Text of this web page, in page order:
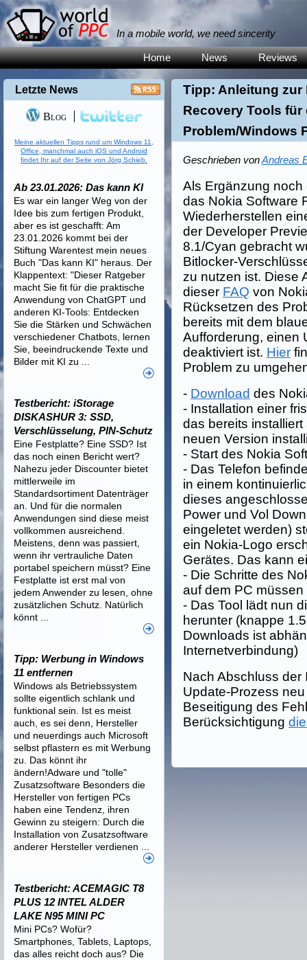
In a mobile world, we need sincerity
Home News Reviews
Tipp: Anleitung zur
Recovery Tools
Problem/Windows
Geschrieben vonAndreas
Als Ergänzung noch
das Nokia Software
Wiederherstellen
der Developer
8.1/Cyan gebracht
Bitlocker-
zu nutzen ist. Diese
dieser FAQ von
Rücksetzen des
bereits mit dem
Aufforderung, einen
deaktiviert ist. Hier
Problem zu
- Download des
- Installation einer
das bereits
neuen Version
- Start des Nokia
- Das Telefon
in einem
dieses
Power und Vol
eingeletet werden)
ein Nokia-Logo
Gerätes. Das kann
- Die Schritte des
auf dem PC
- Das Tool lädt nun
herunter (knappe
Downloads ist
Internetverbindung)
Nach Abschluss der
Update-Prozess
Beseitigung des
Berücksichtigung
Letzte News
Blog
Meine aktuellen Tipps rund um Windows 11,
Office, manchmal auch iOS und Android
findet Ihr auf der Seite von Jörg Schieb.
Ab 23.01.2026: Das kann KI
Es war ein langer Weg von der
Idee bis zum fertigen Produkt,
aber es ist geschafft: Am
23.01.2026 kommt bei der
Stiftung Warentest mein neues
Buch "Das kann KI" heraus. Der
Klappentext: "Dieser Ratgeber
macht Sie fit für die praktische
Anwendung von ChatGPT und
anderen KI-Tools: Entdecken
Sie die Stärken und Schwächen
verschiedener Chatbots, lernen
Sie, beeindruckende Texte und
Bilder mit KI zu ...
Testbericht: iStorage
DISKASHUR 3: SSD,
Verschlüsselung, PIN-Schutz
Eine Festplatte? Eine SSD? Ist
das noch einen Bericht wert?
Nahezu jeder Discounter bietet
mittlerweile im
Standardsortiment Datenträger
an. Und für die normalen
Anwendungen sind diese meist
vollkommen ausreichend.
Meistens, denn was passiert,
wenn ihr vertrauliche Daten
portabel speichern müsst? Eine
Festplatte ist erst mal von
jedem Anwender zu lesen, ohne
zusätzlichen Schutz. Natürlich
könnt ...
Tipp: Werbung in Windows
11 entfernen
Windows als Betriebssystem
sollte eigentlich schlank und
funktional sein. Ist es meist
auch, es sei denn, Hersteller
und neuerdings auch Microsoft
selbst pflastern es mit Werbung
zu. Das könnt ihr
ändern!Adware und "tolle"
Zusatzsoftware Besonders die
Hersteller von fertigen PCs
haben eine Tendenz, ihren
Gewinn zu steigern: Durch die
Installation von Zusatzsoftware
anderer Hersteller verdienen ...
Testbericht: ACEMAGIC T8
PLUS 12 INTEL ALDER
LAKE N95 MINI PC
Mini PCs? Wofür?
Smartphones, Tablets, Laptops,
das alles reicht doch aus? Die